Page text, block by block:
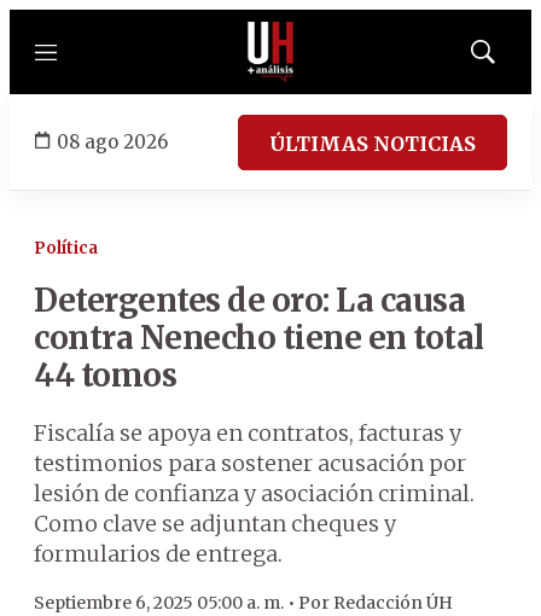
Menú
Mostrar
08 ago 2026 ÚLTIMAS NOTICIAS
Política
Detergentes de oro: La causa
contra Nenecho tiene en total
44 tomos
Fiscalía se apoya en contratos, facturas y
testimonios para sostener acusación por
lesión de confianza y asociación criminal.
Como clave se adjuntan cheques y
formularios de entrega.
Septiembre 6, 2025 05:00 a. m. • Por Redacción ÚH